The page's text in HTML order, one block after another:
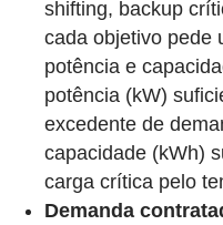
shifting, backup
cada objetivo pede
potência e
potência (kW)
excedente de
capacidade (kWh)
carga crítica pelo
Demanda